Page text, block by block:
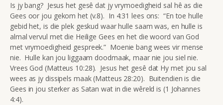
Is jy bang? Jesus het gesê dat jy vrymoedigheid sal hê as die
Gees oor jou gekom het (v.8). In 4:31 lees ons: “En toe hulle
gebid het, is die plek geskud waar hulle saam was, en hulle is
almal vervul met die Heilige Gees en het die woord van God
met vrymoedigheid gespreek.” Moenie bang wees vir mense
nie. Hulle kan jou liggaam doodmaak, maar nie jou siel nie.
Vrees God (Matteus 10:28). Jesus het gesê dat Hy met jou sal
wees as jy dissipels maak (Matteus 28:20). Buitendien is die
Gees in jou sterker as Satan wat in die wêreld is (1 Johannes
4:4).